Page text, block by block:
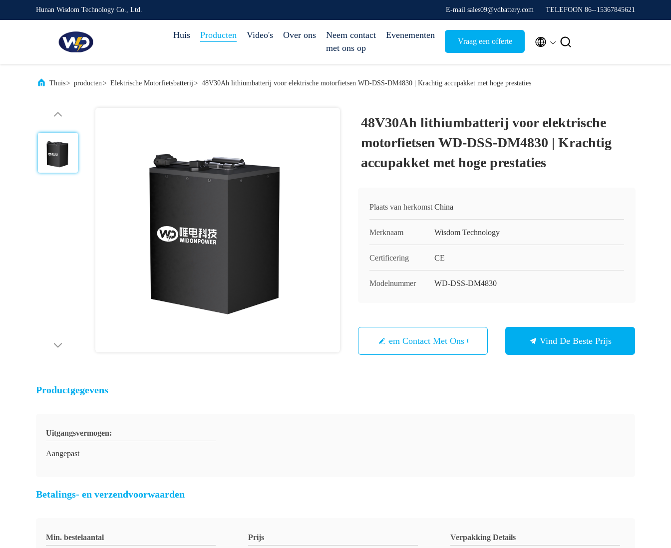
Hunan Wisdom Technology Co., Ltd. E-mail sales09@vdbattery.com TELEFOON 86--15367845621
Huis Producten Video's Over ons
Neem contact
met ons op
Evenementen
Vraag een offerte  
Thuis> producten> Elektrische Motorfietsbatterij > 48V30Ah lithiumbatterij voor elektrische motorfietsen WD-DSS-DM4830 | Krachtig accupakket met hoge prestaties
48V30Ah lithiumbatterij voor elektrische
motorfietsen WD-DSS-DM4830 | Krachtig
accupakket met hoge prestaties
Plaats van herkomst China
Merknaam Wisdom Technology
Certificering CE
Modelnummer WD-DSS-DM4830
Neem Contact Met Ons Op Vind De Beste Prijs
Productgegevens
Uitgangsvermogen:
Aangepast
Betalings- en verzendvoorwaarden
Min. bestelaantal Prijs Verpakking Details